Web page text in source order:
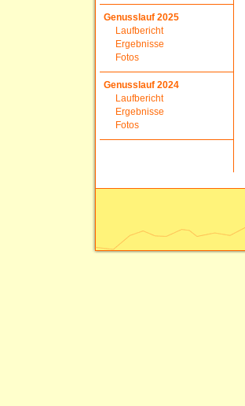
Genusslauf 2025
Laufbericht
Ergebnisse
Fotos
Genusslauf 2024
Laufbericht
Ergebnisse
Fotos